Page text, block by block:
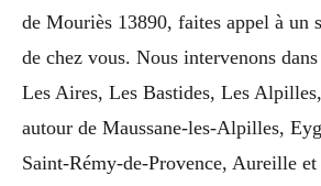
de Mouriès 13890, faites appel à un
de chez vous. Nous intervenons
Les Aires, Les Bastides, Les
autour de Maussane-les-Alpilles,
Saint-Rémy-de-Provence, Aureille et